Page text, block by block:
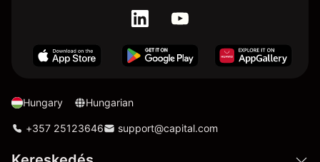
Hungary Hungarian
+357 25123646 support@capital.com